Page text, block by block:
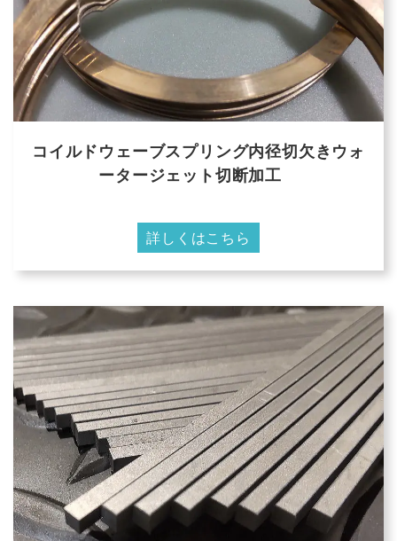
コイルドウェーブスプリング内径切欠きウォ
ータージェット切断加工
詳しくはこちら